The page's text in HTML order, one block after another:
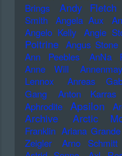
Brings
Andy Fletch
Smith
Angela Aux
Angelo Kelly
Angie
Poitrine Angus Stone
Ann Peebles
AnNa
Anne Will
Lennox
Anreas
Gang
Anton Karras
Aphrodite Apsilon
Archive Arctic
Franklin Ariana Grande
Zeigler
Arno Schmitt